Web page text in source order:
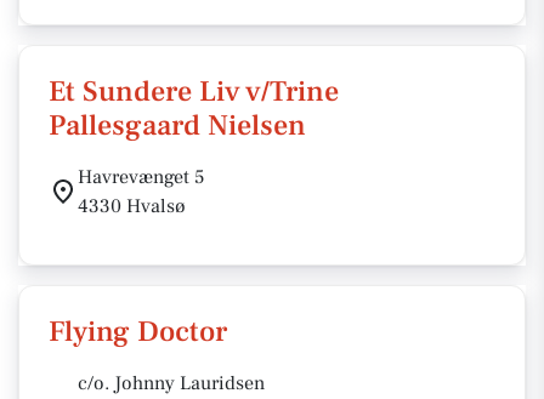
Et Sundere Liv v/Trine
Pallesgaard Nielsen
Havrevænget 5
4330 Hvalsø
Flying Doctor
c/o. Johnny Lauridsen